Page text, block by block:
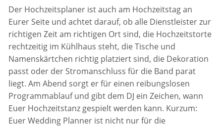
Der Hochzeitsplaner ist auch am Hochzeitstag an
Eurer Seite und achtet darauf, ob alle Dienstleister zur
richtigen Zeit am richtigen Ort sind, die Hochzeitstorte
rechtzeitig im Kühlhaus steht, die Tische und
Namenskärtchen richtig platziert sind, die Dekoration
passt oder der Stromanschluss für die Band parat
liegt. Am Abend sorgt er für einen reibungslosen
Programmablauf und gibt dem DJ ein Zeichen, wann
Euer Hochzeitstanz gespielt werden kann. Kurzum:
Euer Wedding Planner ist nicht nur für die